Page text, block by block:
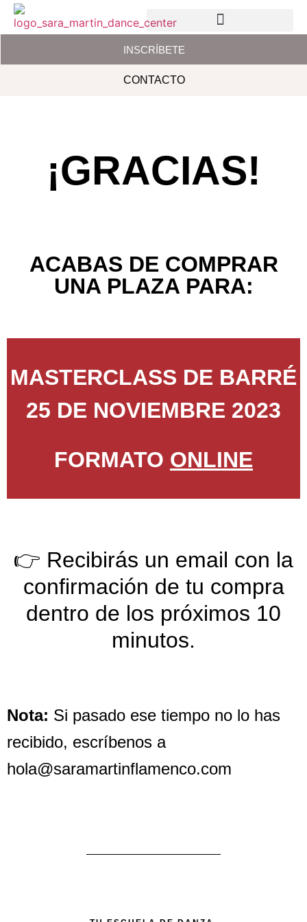
INSCRÍBETE
CONTACTO
¡GRACIAS!
ACABAS DE COMPRAR
UNA PLAZA PARA:
MASTERCLASS DE BARRÉ
25 DE NOVIEMBRE 2023
FORMATO ONLINE
👉 Recibirás un email con la
confirmación de tu compra
dentro de los próximos 10
minutos.
Nota: Si pasado ese tiempo no lo has
recibido, escríbenos a
hola@saramartinflamenco.com